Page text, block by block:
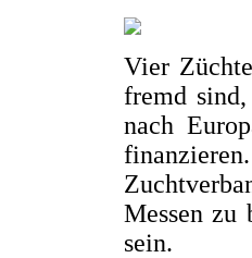
Vier
fremd
nach
Messen zu
sein.